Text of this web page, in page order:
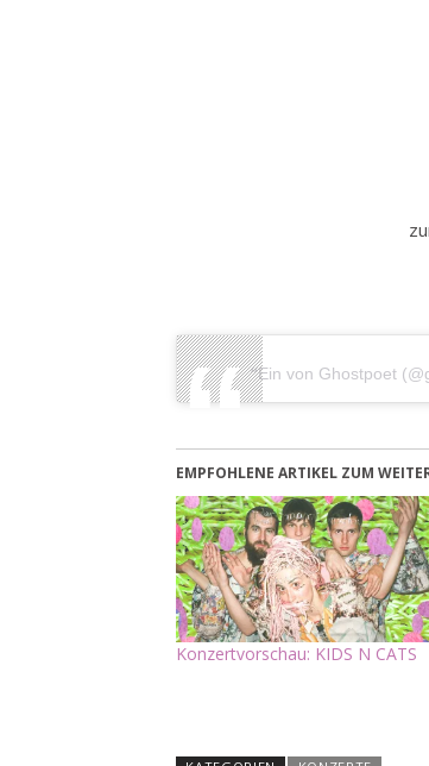
Ein von Ghostpoet
EMPFOHLENE ARTIKEL ZUM
Konzertvorschau: KIDS N CATS